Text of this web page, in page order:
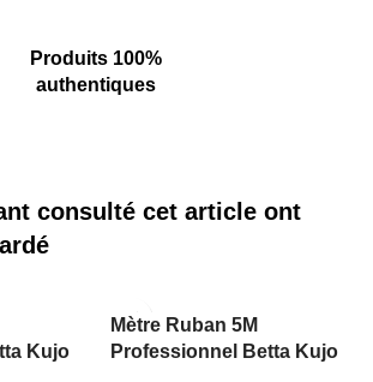
Produits 100%
authentiques
consulté cet article ont
Kujo
Mètre Ruban 5M
Professionnel Betta Kujo